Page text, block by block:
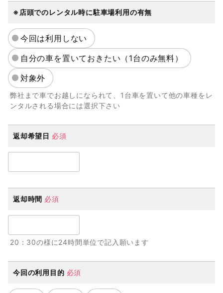
※店頭でのレンタル時に駐車場利用の有無
今回は利用しない
自分の車を置いておきたい（1台のみ無料）
対象外
弊社まで車でお越しになられて、1台車を置いて他の車種をレ
ンタルされる場合には選択下さい
返却希望日 必須
返却時間 必須
20：30の様に24時間単位で記入願います
今回の利用目的 必須